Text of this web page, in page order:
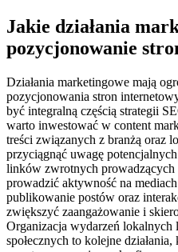
Jakie działania
pozycjonowanie
Działania marketingowe mają
pozycjonowania stron
być integralną częścią strategii
warto inwestować w content
treści związanych z branżą oraz
przyciągnąć uwagę
linków zwrotnych prowadzących
prowadzić aktywność na
publikowanie postów oraz
zwiększyć zaangażowanie i
Organizacja wydarzeń
społecznych to kolejne